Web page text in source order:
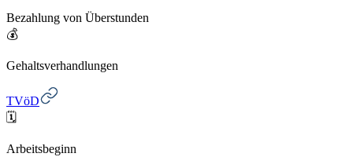
Bezahlung von Überstunden
💰
Gehaltsverhandlungen
TVöD
🗓️
Arbeitsbeginn